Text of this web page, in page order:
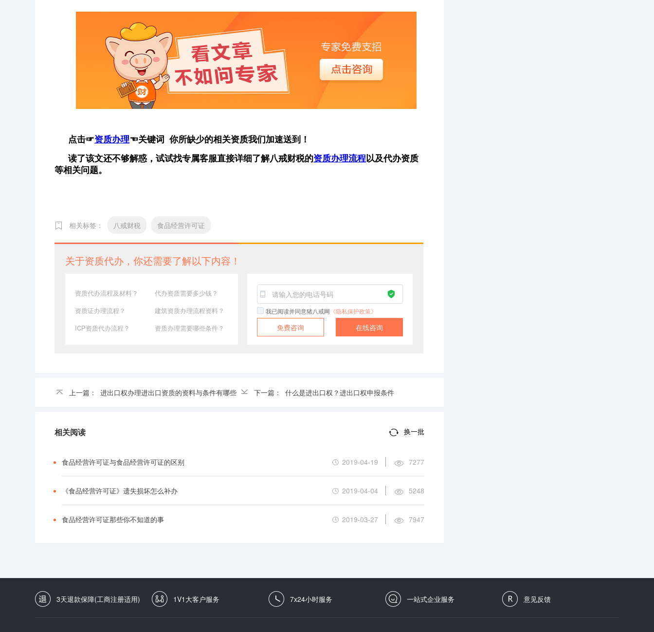
点击☞资质办理☜关键词 你所缺少的相关资质我们加速送到！
读了该文还不够解惑，试试找专属客服直接详细了解八戒财税的资质办理流程以及代办资质
等相关问题。
相关标签： 八戒财税 食品经营许可证
关于资质代办，你还需要了解以下内容！
资质代办流程及材料？
代办资质需要多少钱？
资质证办理流程？
建筑资质办理流程资料？
ICP资质代办流程？
资质办理需要哪些条件？
我已阅读并同意猪八戒网 《隐私保护政策》
免费咨询 在线咨询
上一篇： 进出口权办理进出口资质的资料与条件有哪些 下一篇： 什么是进出口权？进出口权申报条件
相关阅读 换一批
食品经营许可证与食品经营许可证的区别 2019-04-19 7277
《食品经营许可证》遗失损坏怎么补办 2019-04-04 5248
食品经营许可证那些你不知道的事 2019-03-27 7947
3天退款保障(工商注册适用) 1V1大客户服务 7x24小时服务 一站式企业服务 意见反馈